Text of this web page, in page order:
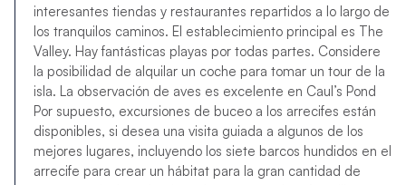
interesantes tiendas y restaurantes repartidos a lo largo de
los tranquilos caminos. El establecimiento principal es The
Valley. Hay fantásticas playas por todas partes. Considere
la posibilidad de alquilar un coche para tomar un tour de la
isla. La observación de aves es excelente en Caul’s Pond
Por supuesto, excursiones de buceo a los arrecifes están
disponibles, si desea una visita guiada a algunos de los
mejores lugares, incluyendo los siete barcos hundidos en el
arrecife para crear un hábitat para la gran cantidad de